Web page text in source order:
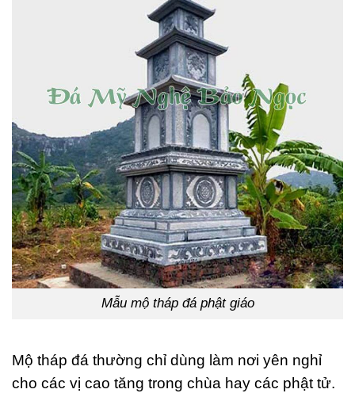
Mẫu mộ tháp đá phật giáo
Mộ tháp đá thường chỉ dùng làm nơi yên nghỉ
cho các vị cao tăng trong chùa hay các phật tử.